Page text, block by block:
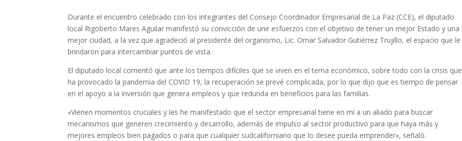
Durante el encuentro celebrado con los integrantes del Consejo Coordinador Empresarial de La Paz (CCE), el diputado
local Rigoberto Mares Aguilar manifestó su convicción de unir esfuerzos con el objetivo de tener un mejor Estado y una
mejor ciudad, a la vez que agradeció al presidente del organismo, Lic. Omar Salvador Gutiérrez Trujillo, el espacio que le
brindaron para intercambiar puntos de vista.
El diputado local comentó que ante los tiempos difíciles que se viven en el tema económico, sobre todo con la crisis que
ha provocado la pandemia del COVID 19, la recuperación se prevé complicada, por lo que dijo que es tiempo de pensar
en el apoyo a la inversión que genera empleos y que redunda en beneficios para las familias.
«Vienen momentos cruciales y les he manifestado que el sector empresarial tiene en mí a un aliado para buscar
mecanismos que generen crecimiento y desarrollo, además de impulso al sector productivo para que haya más y
mejores empleos bien pagados o para que cualquier sudcaliforniano que lo desee pueda emprender», señaló.